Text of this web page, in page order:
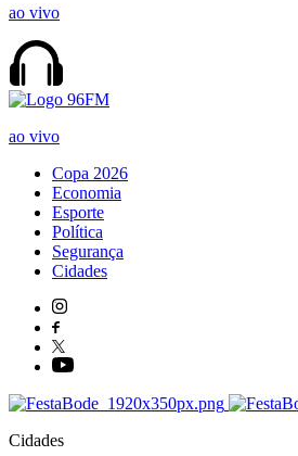
ao vivo
ao vivo
Copa 2026
Economia
Esporte
Política
Segurança
Cidades
Cidades